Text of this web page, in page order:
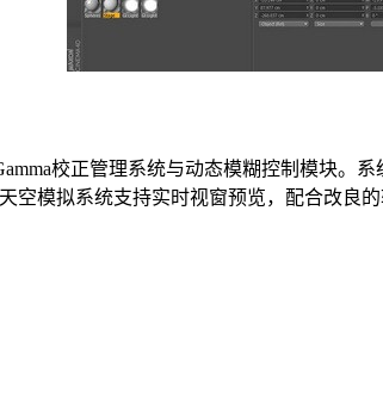
校正管理系统与动态模糊控制模块
空模拟系统支持实时视窗预览，配合改良